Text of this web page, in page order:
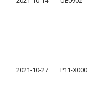
2021-10-27 P11-X000